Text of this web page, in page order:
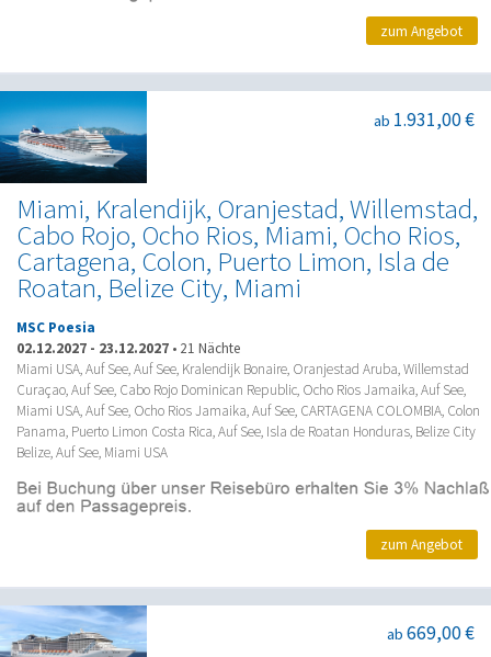
zum Angebot
Miami, Kralendijk, Oranjestad, Willemstad,
Cabo Rojo, Ocho Rios, Miami, Ocho Rios,
Cartagena, Colon, Puerto Limon, Isla de
Roatan, Belize City, Miami
ab 1.931,00 €
MSC Poesia
02.12.2027 - 23.12.2027 • 21 Nächte
Miami USA, Auf See, Auf See, Kralendijk Bonaire, Oranjestad Aruba, Willemstad
Curaçao, Auf See, Cabo Rojo Dominican Republic, Ocho Rios Jamaika, Auf See,
Miami USA, Auf See, Ocho Rios Jamaika, Auf See, CARTAGENA COLOMBIA, Colon
Panama, Puerto Limon Costa Rica, Auf See, Isla de Roatan Honduras, Belize City
Belize, Auf See, Miami USA
zum Angebot
ab 669,00 €